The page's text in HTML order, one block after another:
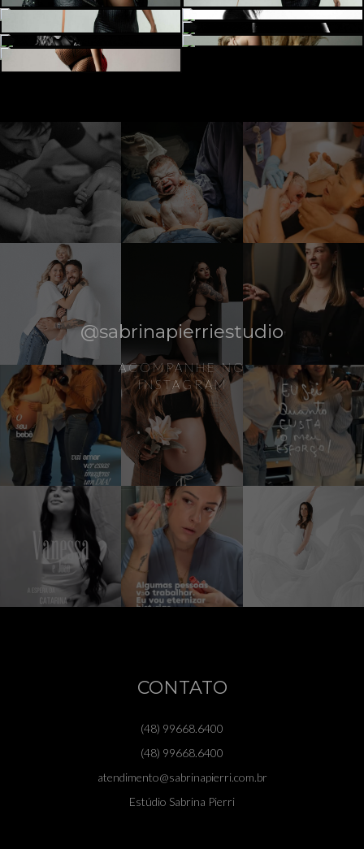
@sabrinapierriestudio
ACOMPANHE NO
INSTAGRAM
CONTATO
(48) 99668.6400
(48) 99668.6400
atendimento@sabrinapierri.com.br
Estúdio Sabrina Pierri